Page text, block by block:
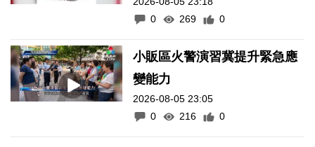
0
269 0
小販區火警演習冀提升緊急應
變能力
2026-08-05 23:05
0
216 0